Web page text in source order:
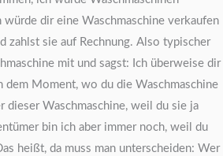
würde dir eine Waschmaschine verkaufen
zahlst sie auf Rechnung. Also typischer
mit und sagst: Ich überweise dir
dem Moment, wo du die Waschmaschine
dieser Waschmaschine, weil du sie ja
bin ich aber immer noch, weil du
heißt, da muss man unterscheiden: Wer